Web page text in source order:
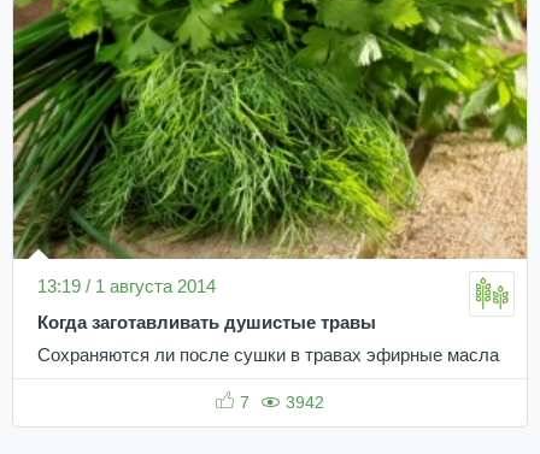
13:19 / 1 августа 2014
Когда заготавливать душистые травы
Сохраняются ли после сушки в травах эфирные масла
7 3942